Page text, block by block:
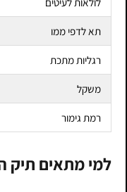
תא לדפי ממו
רגליות מתכת
משקל
רמת גימור
למי מתאים תיק